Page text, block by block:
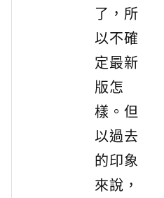
了，所
以不確
定最新
版怎
樣。但
以過去
的印象
來說，